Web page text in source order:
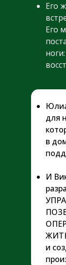
Его
Его
для
в
И
и